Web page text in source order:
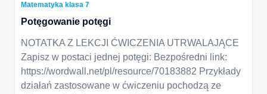
Matematyka klasa 7
Potęgowanie potęgi
NOTATKA Z LEKCJI ĆWICZENIA UTRWALAJĄCE
Zapisz w postaci jednej potęgi: Bezpośredni link:
https://wordwall.net/pl/resource/70183882 Przykłady
działań zastosowane w ćwiczeniu pochodzą ze